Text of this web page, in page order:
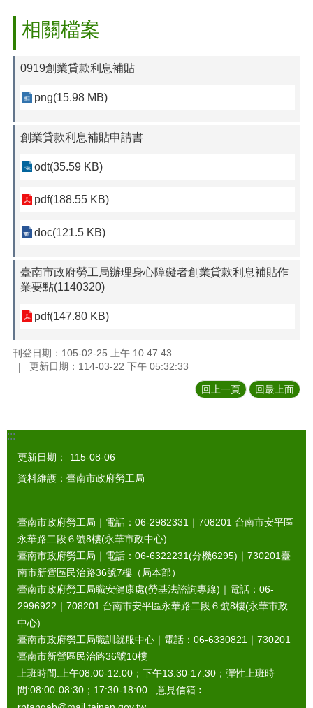
相關檔案
0919創業貸款利息補貼
png(15.98 MB)
創業貸款利息補貼申請書
odt(35.59 KB)
pdf(188.55 KB)
doc(121.5 KB)
臺南市政府勞工局辦理身心障礙者創業貸款利息補貼作
業要點(1140320)
pdf(147.80 KB)
刊登日期：105-02-25 上午 10:47:43
更新日期：114-03-22 下午 05:32:33
回上一頁 回最上面
:::
更新日期：
115-08-06
資料維護：臺南市政府勞工局
臺南市政府勞工局｜電話：06-2982331｜ 708201 台南市安平區
永華路二段６號8樓(永華市政中心)
臺南市政府勞工局｜電話：06-6322231(分機6295)｜ 730201臺
南市新營區民治路36號7樓（局本部）
臺南市政府勞工局職安健康處(勞基法諮詢專線)｜電話：06-
2996922｜ 708201 台南市安平區永華路二段６號8樓(永華市政
中心)
臺南市政府勞工局職訓就服中心｜電話：06-6330821｜ 730201
臺南市新營區民治路36號10樓
上班時間:上午08:00-12:00；下午13:30-17:30；彈性上班時
間:08:00-08:30；17:30-18:00 意見信箱︰